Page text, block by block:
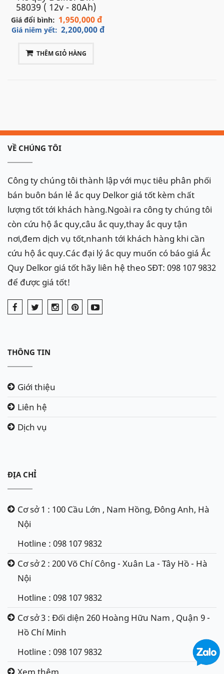
phối ắc quy cho các cửa hàng. Chúng tôi còn cung
cấpdịch vụ thay thay ắc quy ô tô tận nơi, câu quy
ô tô, cứu hộ ắc quy ô tô Mercedes GLK 220 máy
nhanh chóng, tiện lợi tại khắp các thành phố
Hotline:098.107.98.32để được hỗ trợ nhanh về
ắc quy xe Mercedes GLK 220 máy dầu
Ắc quyDelkorcho xeMercedes GLK
220 máy dầu:Din 58039(80Ah)
58039 ( 12v - 80Ah)
Giá đổi bình: 1,950,000 đ
Giá niêm yết: 2,200,000 đ
THÊM GIỎ HÀNG
VỀ CHÚNG TÔI
Công ty chúng tôi thành lập với mục tiêu phân phối
bán buôn bán lẻ ắc quy Delkor giá tốt kèm chất
lượng tốt tới khách hàng.Ngoài ra công ty chúng tôi
còn cứu hộ ắc quy,câu ắc quy,thay ắc quy tận
nơi,đem dịch vụ tốt,nhanh tới khách hàng khi cần
cứu hộ ắc quy.Các đại lý ắc quy muốn có báo giá Ắc
Quy Delkor giá tốt hãy liên hệ theo SĐT: 098 107 9832
để được giá tốt!
THÔNG TIN
Giới thiệu
Liên hệ
Dịch vụ
ĐỊA CHỈ
Cơ sở 1 : 100 Cầu Lớn , Nam Hồng, Đông Anh, Hà
Nội
Hotline : 098 107 9832
Cơ sở 2 : 200 Võ Chí Công - Xuân La - Tây Hồ - Hà
Nội
Hotline : 098 107 9832
Cơ sở 3 : Đối diện 260 Hoàng Hữu Nam , Quận 9 -
Hồ Chí Minh
Hotline : 098 107 9832